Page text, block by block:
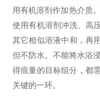
用有机溶剂作加热介质。
使用有机溶剂冲洗、高
其它相似溶液中和，再
但不防水。不能将水浴
得痕量的目标组分，都
关键的一环。